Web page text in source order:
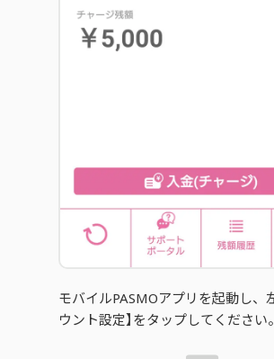
モバイルPASMOアプリを起動し、
ウント設定】をタップしてください。